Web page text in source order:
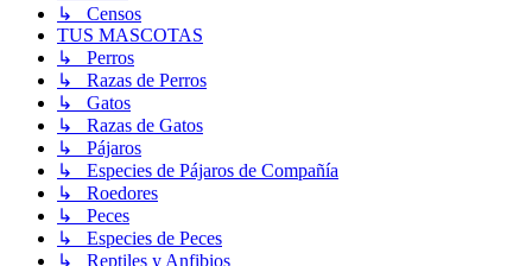
↳ Censos
TUS MASCOTAS
↳ Perros
↳ Razas de Perros
↳ Gatos
↳ Razas de Gatos
↳ Pájaros
↳ Especies de Pájaros de Compañía
↳ Roedores
↳ Peces
↳ Especies de Peces
↳ Reptiles y Anfibios